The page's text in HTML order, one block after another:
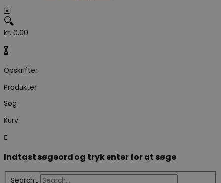
🔍
kr. 0,00
0
Opskrifter
Produkter
Søg
Kurv
Indtast søgeord og tryk enter for at søge
Search...